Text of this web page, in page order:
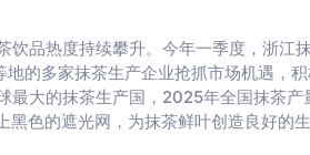
品热度持续攀升。今年一季度，浙江
的多家抹茶生产企业抢抓市场机遇，
大的抹茶生产国，2025年全国抹茶产
色的遮光网，为抹茶鲜叶创造良好的